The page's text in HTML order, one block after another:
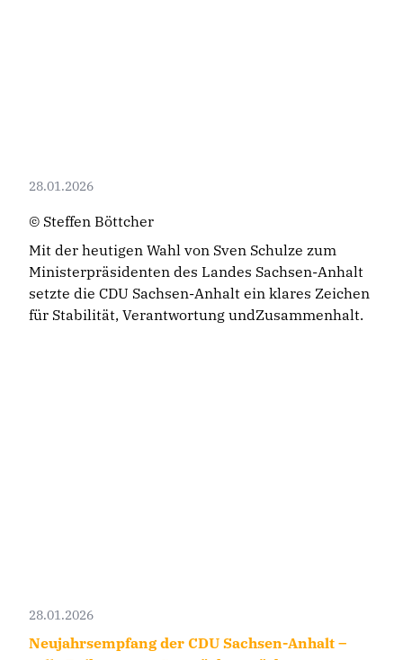
28.01.2026
© Steffen Böttcher
Mit der heutigen Wahl von Sven Schulze zum
Ministerpräsidenten des Landes Sachsen-Anhalt
setzte die CDU Sachsen-Anhalt ein klares Zeichen
für Stabilität, Verantwortung undZusammenhalt.
28.01.2026
Neujahrsempfang der CDU Sachsen-Anhalt –